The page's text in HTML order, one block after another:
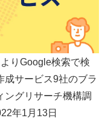
りGoogle検索で検
成サービス9社のブラ
ングリサーチ機構調
年1月13日